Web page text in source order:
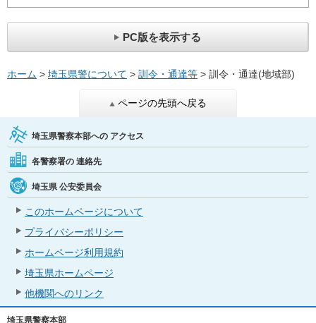
PC版を表示する
ホーム > 埼玉県警について > 訓令・通達等 > 訓令・通達(地域部)
ページの先頭へ戻る
埼玉県警察本部への アクセス
各警察署の 連絡先
埼玉県 公安委員会
このホームページについて
プライバシーポリシー
ホームページ利用規約
埼玉県ホームページ
他機関へのリンク
埼玉県警察本部